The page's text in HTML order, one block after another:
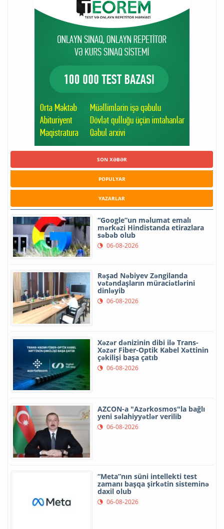
SON XƏBƏR
POPULYAR
YAZARLAR
“Google”un məlumat emalı
mərkəzi Hindistanda etirazlara
səbəb olub
06-08-2026
Rəşad Nəbiyev Zəngilanda
vətəndaşların müraciətlərini
dinləyib
06-08-2026
Xəzər dənizinin dibi ilə Trans-
Xəzər Fiber-Optik Kabel Xəttinin
çəkilişi başa çatıb
06-08-2026
AZCON-a "Azərkosmos"la bağlı
yeni səlahiyyətlər verilib
06-08-2026
“Meta”nın süni intellekti test
zamanı başqa şirkətin sisteminə
daxil olub
06-08-2026